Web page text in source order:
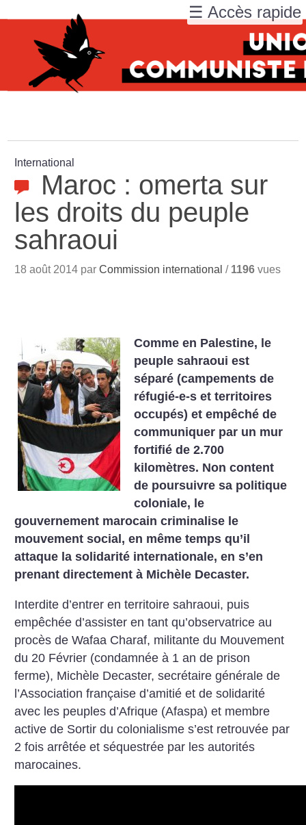
International
Maroc : omerta sur
les droits du peuple
sahraoui
18 août 2014 parCommission international / 1196 vues
Comme en Palestine, le
peuple sahraoui est
séparé (campements de
réfugié-e-s et territoires
occupés) et empêché de
communiquer par un mur
fortifié de 2.700
kilomètres. Non content
de poursuivre sa politique
coloniale, le
gouvernement marocain criminalise le
mouvement social, en même temps qu’il
attaque la solidarité internationale, en s’en
prenant directement à Michèle Decaster.
Interdite d’entrer en territoire sahraoui, puis
empêchée d’assister en tant qu’observatrice au
procès de Wafaa Charaf, militante du Mouvement
du 20 Février (condamnée à 1 an de prison
ferme), Michèle Decaster, secrétaire générale de
l’Association française d’amitié et de solidarité
avec les peuples d’Afrique (Afaspa) et membre
active de Sortir du colonialisme s’est retrouvée par
2 fois arrêtée et séquestrée par les autorités
marocaines.
☰ Accès rapide